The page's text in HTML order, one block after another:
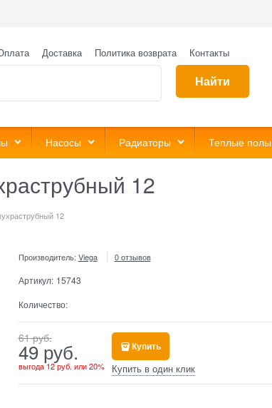
Доставка Политика возврата Контакты
Найти
Насосы Радиаторы Теплые полы
12
12
Производитель: Viega 0 отзывов
Артикул: 15743
Количество:
61 руб.
49 руб.
выгода12 руб. или20%
Купить
Купить в один клик